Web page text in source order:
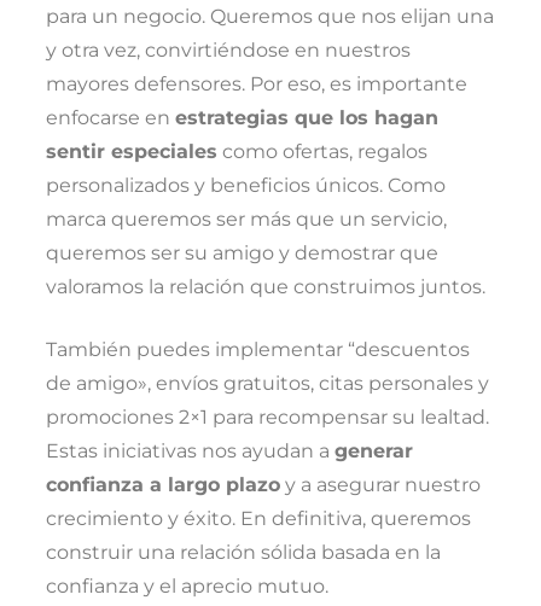
para un negocio. Queremos que nos elijan una
y otra vez, convirtiéndose en nuestros
mayores defensores. Por eso, es importante
enfocarse en estrategias que los hagan
sentir especiales como ofertas, regalos
personalizados y beneficios únicos. Como
marca queremos ser más que un servicio,
queremos ser su amigo y demostrar que
valoramos la relación que construimos juntos.
También puedes implementar “descuentos
de amigo», envíos gratuitos, citas personales y
promociones 2×1 para recompensar su lealtad.
Estas iniciativas nos ayudan a generar
confianza a largo plazo y a asegurar nuestro
crecimiento y éxito. En definitiva, queremos
construir una relación sólida basada en la
confianza y el aprecio mutuo.